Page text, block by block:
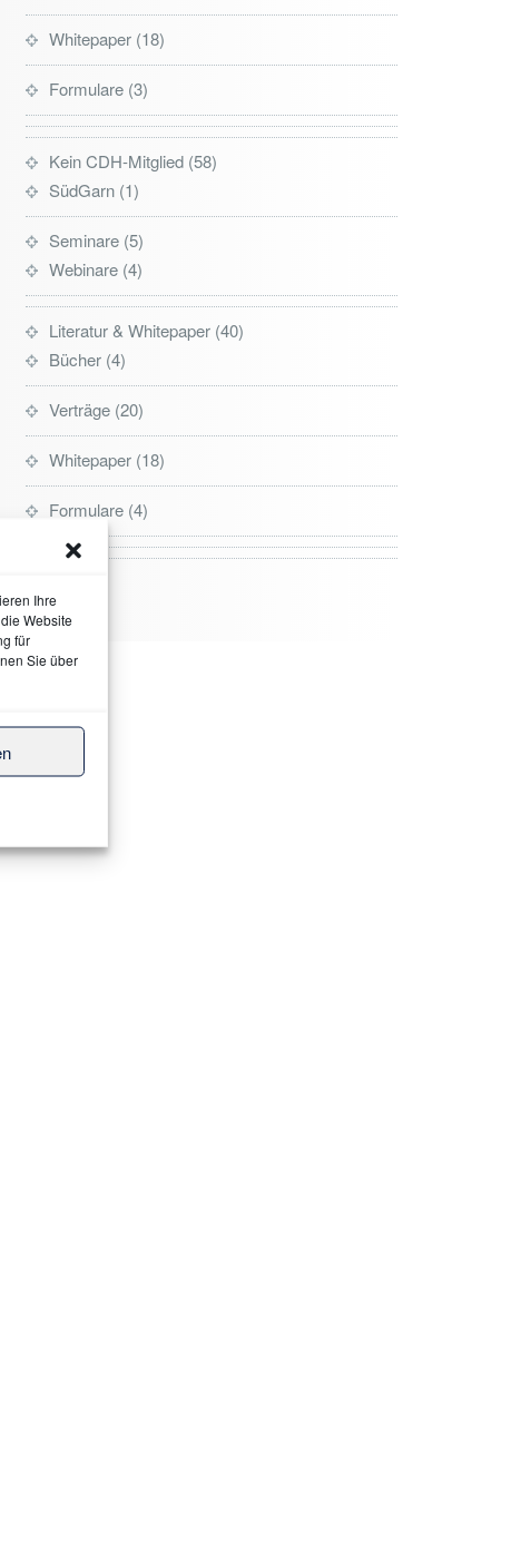
Ihre
Website
für
Sie über
Whitepaper 18
Formulare 3
Kein CDH-Mitglied 58
SüdGarn 1
Seminare 5
Webinare 4
Literatur & Whitepaper 40
Bücher 4
Verträge 20
Whitepaper 18
Formulare 4